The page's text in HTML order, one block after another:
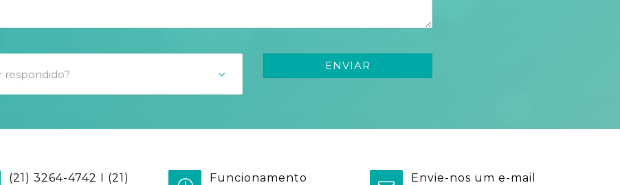
(21) 3264-4742 I (21)
Funcionamento Envie-nos um e-mail